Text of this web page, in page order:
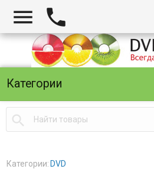
 
Категории

Категории: DVD